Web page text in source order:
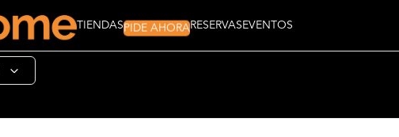
TIENDASPIDE AHORARESERVAS EVENTOS